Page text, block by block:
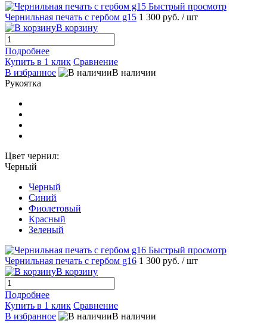
Быстрый просмотр
Чернильная печать с гербом g15 1 300 руб. / шт
В корзину
Подробнее
Купить в 1 клик Сравнение
В избранное
В наличии
Рукоятка
Цвет чернил:
Черный
Черный
Синий
Фиолетовый
Красный
Зеленый
Быстрый просмотр
Чернильная печать с гербом g16 1 300 руб. / шт
В корзину
Подробнее
Купить в 1 клик Сравнение
В избранное
В наличии